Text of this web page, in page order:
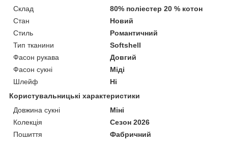
Склад
80% поліестер 20 % котон
Стан
Новий
Стиль
Романтичний
Тип тканини
Softshell
Фасон рукава
Довгий
Фасон сукні
Міді
Шлейф
Ні
Користувальницькі характеристики
Довжина сукні
Міні
Колекція
Сезон 2026
Пошиття
Фабричний